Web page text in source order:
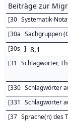
Beiträge zur
[30 Systematik-
[30a Sachgruppen
[30s ] 8,1
[31 Schlagwörter,
[330 Schlagwörter
[331 Schlagwörter
[37 Sprache(n) des